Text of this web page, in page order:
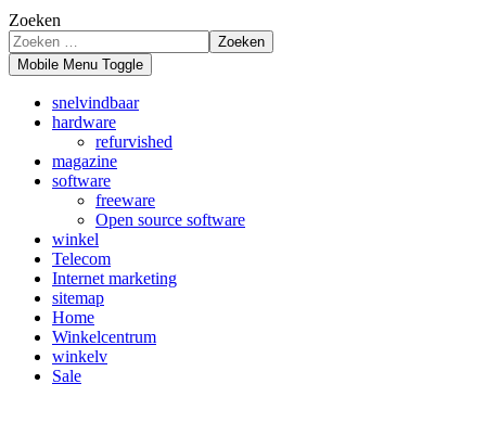
Zoeken
Zoeken
Mobile Menu Toggle
snelvindbaar
hardware
refurvished
magazine
software
freeware
Open source software
winkel
Telecom
Internet marketing
sitemap
Home
Winkelcentrum
winkelv
Sale